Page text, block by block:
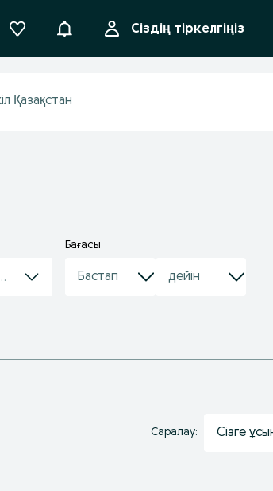
АқпараттандыруСіздің тіркелгіңіз
Бағасы
Саралау: Сізге